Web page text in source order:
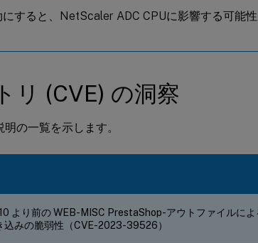
すると、NetScaler ADC CPUに影響する可能
リ (CVE) の洞察
の一覧を示します。
より前の WEB-MISC PrestaShop-アウトファイルによ
込みの脆弱性（CVE-2023-39526）